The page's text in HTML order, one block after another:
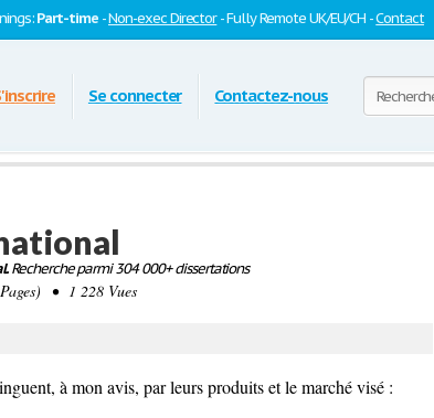
Part-time -Non-exec Director- Fully Remote UK/EU/CH -Contact
Se connecter Contactez-nous
Recherche parmi 304 000+ dissertations
• 1 228 Vues
à mon avis, par leurs produits et le marché visé :